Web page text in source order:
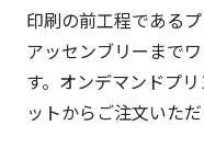
印刷の前工程である
アッセンブリーまで
す。オンデマンドプ
ットからご注文いただ